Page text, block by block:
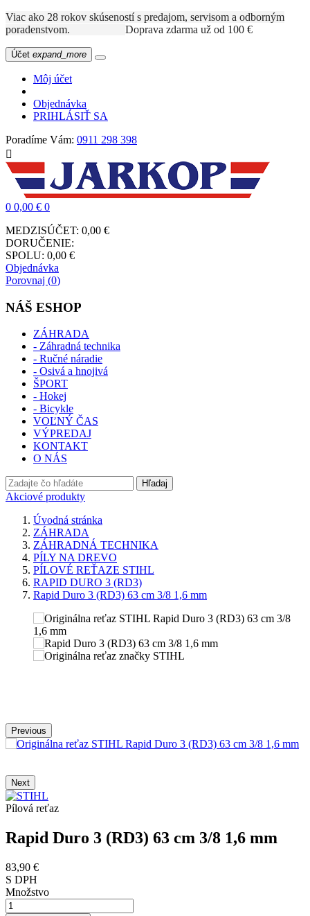
Viac ako 28 rokov skúseností s predajom, servisom a odborným
poradenstvom. Doprava zdarma už od 100 €
Účet expand_more
Môj účet
Objednávka
PRIHLÁSIŤ SA
Poradíme Vám: 0911 298 398

0 0,00 € 0
MEDZISÚČET: 0,00 €
DORUČENIE:
SPOLU: 0,00 €
Objednávka
Porovnaj (0)
NÁŠ ESHOP
ZÁHRADA
- Záhradná technika
- Ručné náradie
- Osivá a hnojivá
ŠPORT
- Hokej
- Bicykle
VOĽNÝ ČAS
VÝPREDAJ
KONTAKT
O NÁS
Hľadaj
Akciové produkty
Úvodná stránka
ZÁHRADA
ZÁHRADNÁ TECHNIKA
PÍLY NA DREVO
PÍLOVÉ REŤAZE STIHL
RAPID DURO 3 (RD3)
Rapid Duro 3 (RD3) 63 cm 3/8 1,6 mm
Previous
Next
Pílová reťaz
Rapid Duro 3 (RD3) 63 cm 3/8 1,6 mm
83,90 €
S DPH
Množstvo